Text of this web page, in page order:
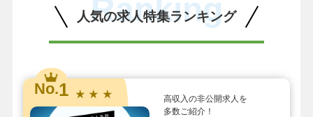
人気の求人特集ランキング
Ranking
No.1 ★ ★ ★
高収入の非公開求人を
多数ご紹介！